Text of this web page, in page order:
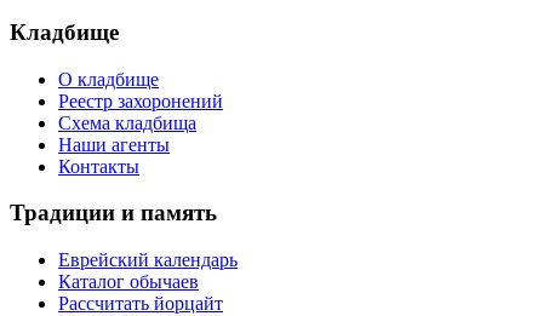
Кладбище
О кладбище
Реестр захоронений
Схема кладбища
Наши агенты
Контакты
Традиции и память
Еврейский календарь
Каталог обычаев
Рассчитать йорцайт